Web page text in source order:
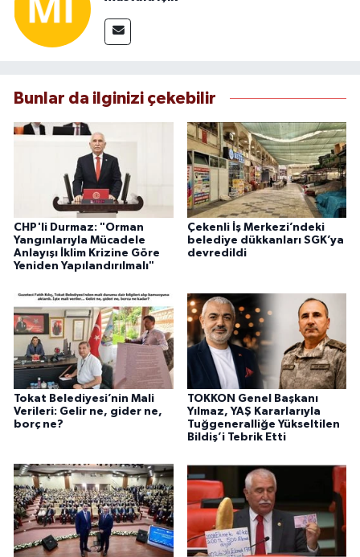
Bunlar da ilginizi çekebilir
CHP'li Durmaz: "Orman
Yangınlarıyla Mücadele
Anlayışı İklim Krizine Göre
Yeniden Yapılandırılmalı"
Çekenli İş Merkezi’ndeki
belediye dükkanları SGK’ya
devredildi
Tokat Belediyesi’nin Mali
Verileri: Gelir ne, gider ne,
borç ne?
TOKKON Genel Başkanı
Yılmaz, YAŞ Kararlarıyla
Tuğgeneralliğe Yükseltilen
Bildiş’i Tebrik Etti